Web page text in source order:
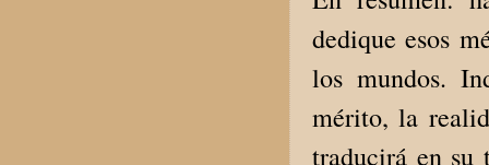
dedique esos
los mundos.
mérito, la
traducirá en